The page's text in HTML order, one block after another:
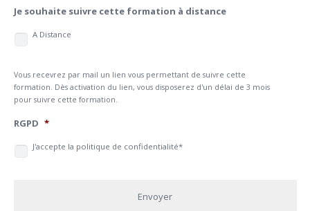
Je souhaite suivre cette formation à distance
A Distance
Vous recevrez par mail un lien vous permettant de suivre cette
formation. Dès activation du lien, vous disposerez d'un délai de 3 mois
pour suivre cette formation.
RGPD *
J'accepte la politique de confidentialité*